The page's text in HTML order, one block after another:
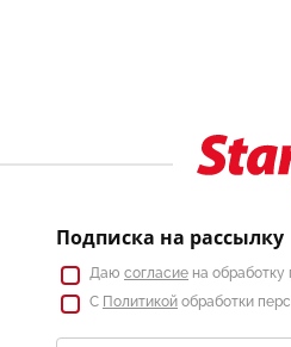
Подписка на рассылку
Даю согласие на
С Политикой обработки